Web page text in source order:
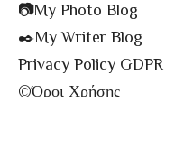
📷My Photo Blog
✒️My Writer Blog
Privacy Policy GDPR
©️Όροι Χρήσης